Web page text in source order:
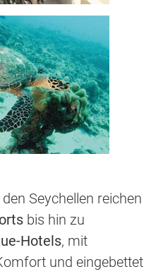
Seychellen reichen
bis hin zu
Hotels, mit
und eingebettet